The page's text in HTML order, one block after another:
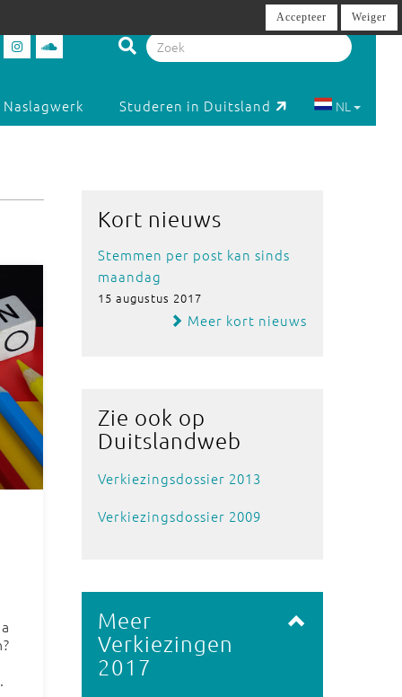
Naslagwerk Studeren in Duitsland NL
Kort nieuws
Stemmen per post kan sinds
maandag
15 augustus 2017
Meer kort nieuws
Zie ook op
Duitslandweb
Verkiezingsdossier 2013
Verkiezingsdossier 2009
Meer
Verkiezingen
2017
Accepteer Weiger